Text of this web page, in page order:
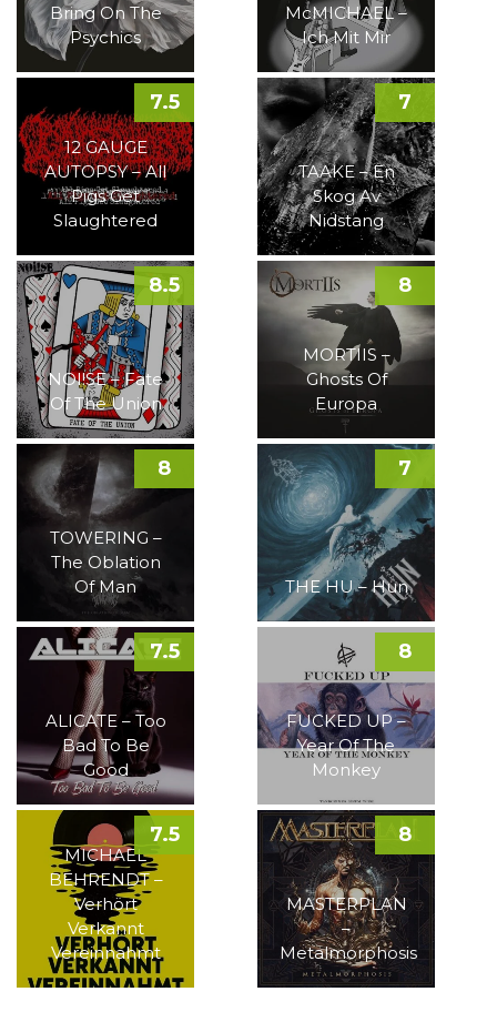
Bring On The
Psychics
McMICHAEL –
Ich Mit Mir
12 GAUGE
AUTOPSY – All
Pigs Get
Slaughtered
7.5
TAAKE – En
Skog Av
Nidstang
7
NOI!SE – Fate
Of The Union
8.5
MORTIIS –
Ghosts Of
Europa
8
TOWERING –
The Oblation
Of Man
8
THE HU – Hun
7
ALICATE – Too
Bad To Be
Good
7.5
FUCKED UP –
Year Of The
Monkey
8
MICHAEL
BEHRENDT –
Verhört
Verkannt
Vereinnahmt
7.5
MASTERPLAN
–
Metalmorphosis
8